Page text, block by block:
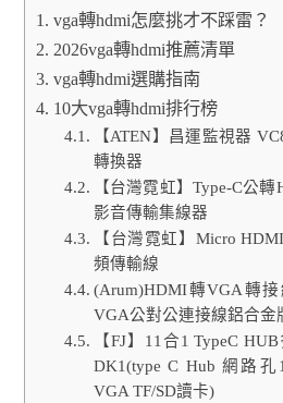
vga轉hdmi怎麼挑才不踩雷？
2026vga轉hdmi推薦清單
vga轉hdmi選購指南
10大vga轉hdmi排行榜
【ATEN】昌運監視器
轉換器
【台灣霓虹】Type-C公
影音傳輸集線器
【台灣霓虹】Micro
頻傳輸線
(Arum)HDMI轉VGA轉
VGA公對公連接線鋁合金
【FJ】11合1 TypeC
DK1(type C Hub 網路孔
VGA TF/SD讀卡)